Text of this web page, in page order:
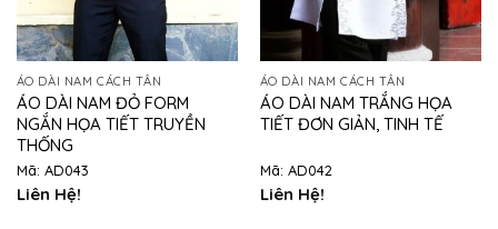
ÁO DÀI NAM CÁCH TÂN
ÁO DÀI NAM ĐỎ FORM
NGẮN HỌA TIẾT TRUYỀN
THỐNG
Mã: AD043
Liên Hệ!
ÁO DÀI NAM CÁCH TÂN
ÁO DÀI NAM TRẮNG HỌA
TIẾT ĐƠN GIẢN, TINH TẾ
Mã: AD042
Liên Hệ!